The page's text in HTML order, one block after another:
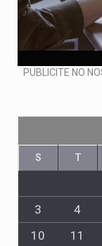
PUBLICITE NO
S T
3
4
10
11